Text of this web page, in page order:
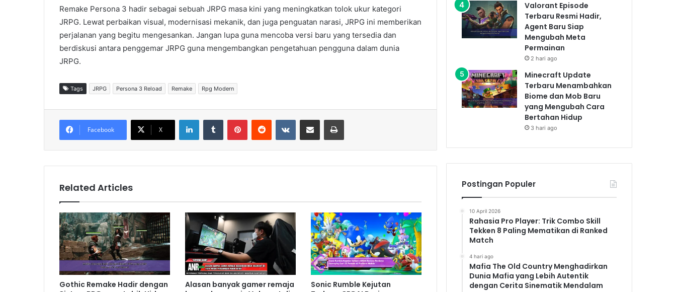
Remake Persona 3 hadir sebagai sebuah JRPG masa kini yang meningkatkan tolok ukur kategori
JRPG. Lewat perbaikan visual, modernisasi mekanik, dan juga penguatan narasi, JRPG ini memberikan
perjalanan yang begitu mengesankan. Jangan lupa guna mencoba versi baru yang tersedia dan
berdiskusi antara penggemar JRPG guna mengembangkan pengetahuan pengguna dalam dunia
JRPG.
Tags JRPG Persona 3 Reload Remake Rpg Modern
Facebook X
Related Articles
Gothic Remake Hadir dengan
Alasan banyak gamer remaja
Sonic Rumble Kejutan
Valorant Episode
Terbaru Resmi Hadir,
Agent Baru Siap
Mengubah Meta
Permainan
2 hari ago
Minecraft Update
Terbaru Menambahkan
Biome dan Mob Baru
yang Mengubah Cara
Bertahan Hidup
3 hari ago
Postingan Populer
10 April 2026
Rahasia Pro Player: Trik Combo Skill
Tekken 8 Paling Mematikan di Ranked
Match
4 hari ago
Mafia The Old Country Menghadirkan
Dunia Mafia yang Lebih Autentik
dengan Cerita Sinematik Mendalam